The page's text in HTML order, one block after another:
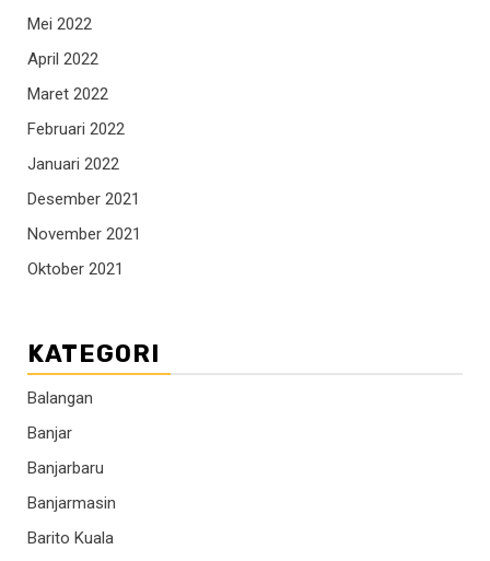
Mei 2022
April 2022
Maret 2022
Februari 2022
Januari 2022
Desember 2021
November 2021
Oktober 2021
KATEGORI
Balangan
Banjar
Banjarbaru
Banjarmasin
Barito Kuala